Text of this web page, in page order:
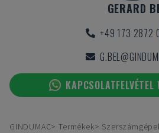
GERARD
+49 173 2872
KAPCSOLATFELVÉTEL
GINDUMAC Termékek